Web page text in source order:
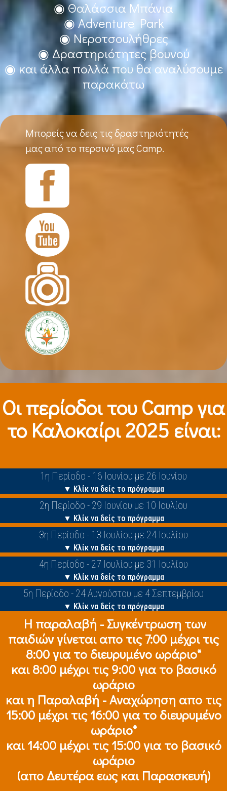
◉ Θαλάσσια Μπάνια
◉ Adventure Park
◉ Νεροτσουλήθρες
◉ Δραστηριότητες βουνού
◉ και άλλα πολλά που θα αναλύσουμε
παρακάτω
Μπορείς να δεις τις δραστηριότητές
μας από το περσινό μας Camp.
Οι περίοδοι τoυ Camp για
το Καλοκαίρι 2025 είναι:
1η Περίοδο - 16 Ιουνίου με 26 Ιουνίου
▼ Κλίκ να δείς το πρόγραμμα
2η Περίοδο - 29 Ιουνίου με 10 Ιουλίου
▼ Κλίκ να δείς το πρόγραμμα
3η Περίοδο - 13 Ιουλίου με 24 Ιουλίου
▼ Κλίκ να δείς το πρόγραμμα
4η Περίοδο - 27 Ιουλίου με 31 Ιουλίου
▼ Κλίκ να δείς το πρόγραμμα
5η Περίοδο - 24 Αυγούστου με 4 Σεπτεμβρίου
▼ Κλίκ να δείς το πρόγραμμα
Η παραλαβή - Συγκέντρωση των
παιδιών γίνεται απο τις 7:00 μέχρι τις
8:00 για το διευρυμένο ωράριο*
και 8:00 μέχρι τις 9:00 για το βασικό
ωράριο
και η Παραλαβή - Αναχώρηση απο τις
15:00 μέχρι τις 16:00 για το διευρυμένο
ωράριο*
και 14:00 μέχρι τις 15:00 για το βασικό
ωράριο
(απο Δευτέρα εως και Παρασκευή)